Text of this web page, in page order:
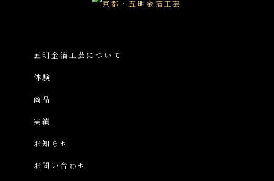
五明金箔工芸について
体験
商品
実績
お知らせ
お問い合わせ